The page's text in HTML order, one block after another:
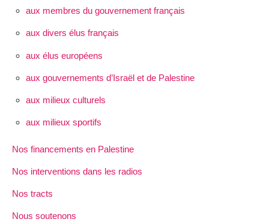
aux membres du gouvernement français
aux divers élus français
aux élus européens
aux gouvernements d’Israël et de Palestine
aux milieux culturels
aux milieux sportifs
Nos financements en Palestine
Nos interventions dans les radios
Nos tracts
Nous soutenons